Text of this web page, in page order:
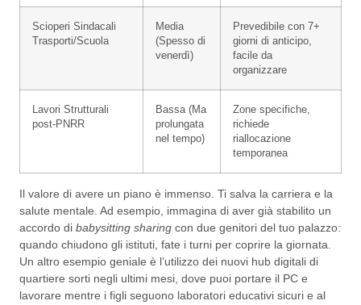
Scioperi Sindacali
Trasporti/Scuola
Media
(Spesso di
venerdì)
Prevedibile con 7+
giorni di anticipo,
facile da
organizzare
Lavori Strutturali
post-PNRR
Bassa (Ma
prolungata
nel tempo)
Zone specifiche,
richiede
riallocazione
temporanea
Il valore di avere un piano è immenso. Ti salva la carriera e la
salute mentale. Ad esempio, immagina di aver già stabilito un
accordo di babysitting sharing con due genitori del tuo palazzo:
quando chiudono gli istituti, fate i turni per coprire la giornata.
Un altro esempio geniale è l’utilizzo dei nuovi hub digitali di
quartiere sorti negli ultimi mesi, dove puoi portare il PC e
lavorare mentre i figli seguono laboratori educativi sicuri e al